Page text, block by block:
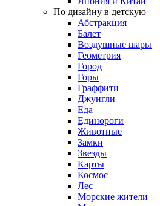
По дизайну в детскую
Абстракция
Балет
Воздушные шары
Геометрия
Город
Горы
Граффити
Джунгли
Еда
Единороги
Животные
Замки
Звезды
Карты
Космос
Лес
Морские жители